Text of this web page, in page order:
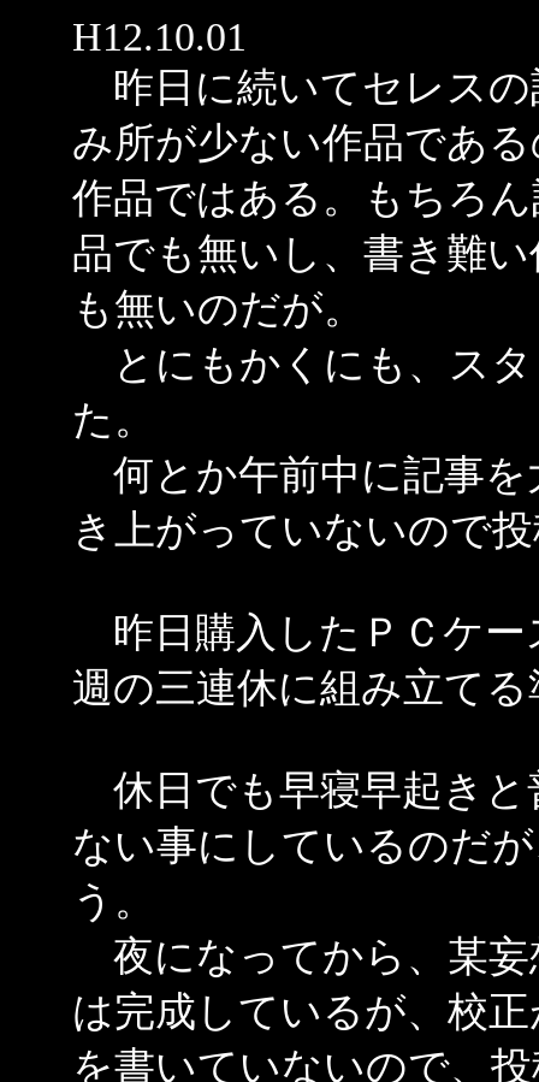
H12.10.01
昨日に続いてセレスの
み所が少ない作品であ
作品ではある。もちろ
品でも無いし、書き難
も無いのだが。
とにもかくにも、ス
た。
何とか午前中に記事を
き上がっていないので
昨日購入したＰＣケー
週の三連休に組み立て
休日でも早寝早起きと
ない事にしているのだ
う。
夜になってから、某妄
は完成しているが、校
を書いていないので、